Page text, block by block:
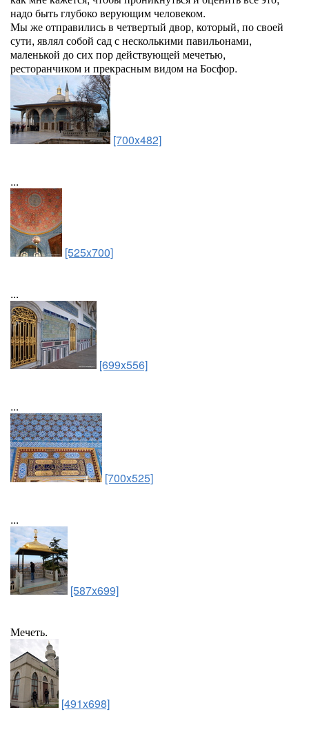
надо быть глубоко верующим человеком.
Мы же отправились в четвертый двор, который, по своей
сути, являл собой сад с несколькими павильонами,
маленькой до сих пор действующей мечетью,
ресторанчиком и прекрасным видом на Босфор.
[700x482]
...
[525x700]
...
[699x556]
...
[700x525]
...
[587x699]
Мечеть.
[491x698]